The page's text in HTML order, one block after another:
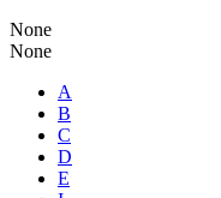
None
None
A
B
C
D
E